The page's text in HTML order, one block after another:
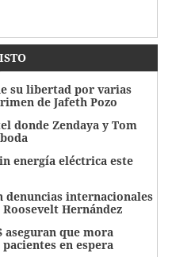
su libertad por varias
de Jafeth Pozo
donde Zendaya y Tom
energía eléctrica este
denuncias internacionales
Hernández
aseguran que mora
en espera